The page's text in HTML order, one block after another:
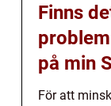
Finns
på min
För att